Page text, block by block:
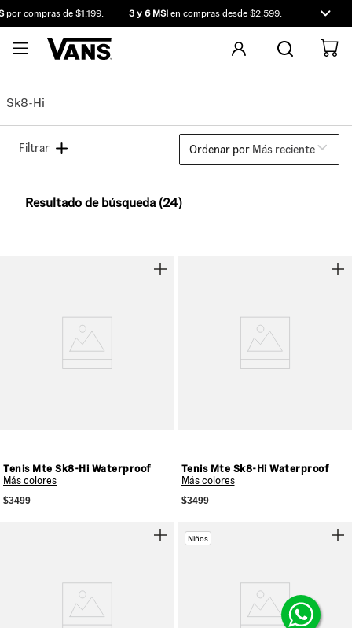
compras de $1,199. 3 y 6 MSIen compras desde $2,599. Compra
Sk8-Hi
Filtrar Ordenar por Más reciente
Resultado de búsqueda (24)
Tenis Mte Sk8-Hi Waterproof
Más colores
$3499
Tenis Mte Sk8-Hi Waterproof
Más colores
$3499
Niños